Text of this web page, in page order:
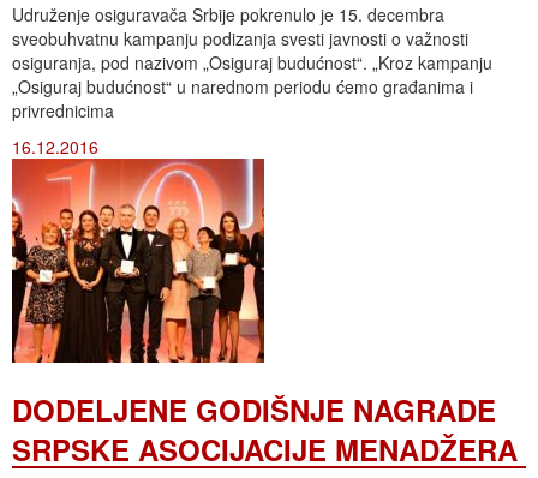
Udruženje osiguravača Srbije pokrenulo je 15. decembra
sveobuhvatnu kampanju podizanja svesti javnosti o važnosti
osiguranja, pod nazivom „Osiguraj budućnost“. „Kroz kampanju
„Osiguraj budućnost“ u narednom periodu ćemo građanima i
privrednicima
16.12.2016
DODELJENE GODIŠNJE NAGRADE
SRPSKE ASOCIJACIJE MENADŽERA